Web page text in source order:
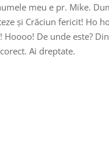
meu e pr. Mike.
și Crăciun fericit! Ho
Hoooo! De unde este?
Ai dreptate.